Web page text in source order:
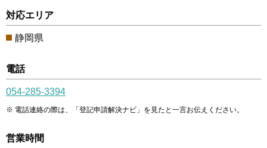
対応エリア
静岡県
電話
054-285-3394
電話連絡の際は、「登記申請解決ナビ」を見たと一言お伝えください。
営業時間